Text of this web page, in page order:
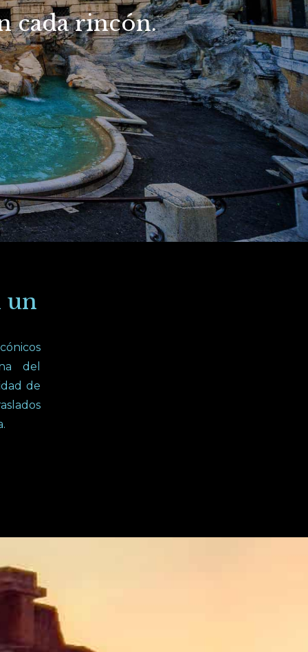
cada rincón.
un
del
de